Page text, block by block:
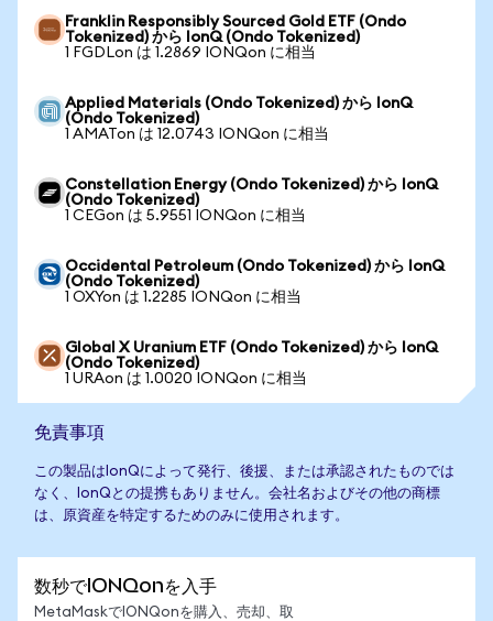
Franklin Responsibly Sourced Gold ETF (Ondo
Tokenized) から IonQ (Ondo Tokenized)
1 FGDLon は 1.2869 IONQon に相当
Applied Materials (Ondo Tokenized) から IonQ
(Ondo Tokenized)
1 AMATon は 12.0743 IONQon に相当
Constellation Energy (Ondo Tokenized) から IonQ
(Ondo Tokenized)
1 CEGon は 5.9551 IONQon に相当
Occidental Petroleum (Ondo Tokenized) から IonQ
(Ondo Tokenized)
1 OXYon は 1.2285 IONQon に相当
Global X Uranium ETF (Ondo Tokenized) から IonQ
(Ondo Tokenized)
1 URAon は 1.0020 IONQon に相当
免責事項
この製品はIonQによって発行、後援、または承認されたものでは
なく、IonQとの提携もありません。会社名およびその他の商標
は、原資産を特定するためのみに使用されます。
数秒でIONQonを入手
MetaMaskでIONQonを購入、売却、取